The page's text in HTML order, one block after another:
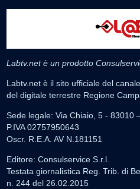
Labtv.net è un prodotto
Labtv.net è il sito ufficiale del
del digitale terrestre Regione
Sede legale: Via Chiaio, 5 - 83010
P.IVA 02757950643
Oscr. R.E.A. AV N.181151
Editore: Consulservice S.r.l.
Testata giornalistica Reg. Trib. di
n. 244 del 26.02.2015